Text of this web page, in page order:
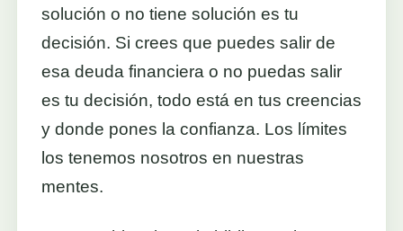
solución o no tiene solución es tu
decisión. Si crees que puedes salir de
esa deuda financiera o no puedas salir
es tu decisión, todo está en tus creencias
y donde pones la confianza. Los límites
los tenemos nosotros en nuestras
mentes.